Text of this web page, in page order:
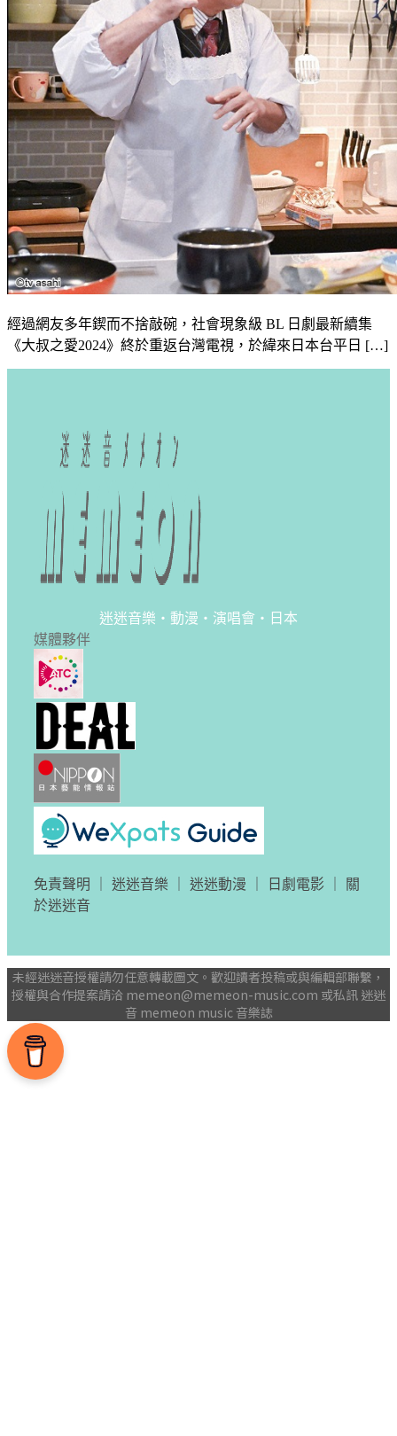
經過網友多年鍥而不捨敲碗，社會現象級 BL 日劇最新續集
《大叔之愛2024》終於重返台灣電視，於緯來日本台平日 […]
迷迷音樂・動漫・演唱會・日本
媒體夥伴
免責聲明 迷迷音樂 迷迷動漫 日劇電影
關
於迷迷音
未經迷迷音授權請勿任意轉載圖文。歡迎讀者投稿或與編輯部聯繫，
授權與合作提案請洽 memeon@memeon-music.com 或私訊 迷迷
音 memeon music 音樂誌